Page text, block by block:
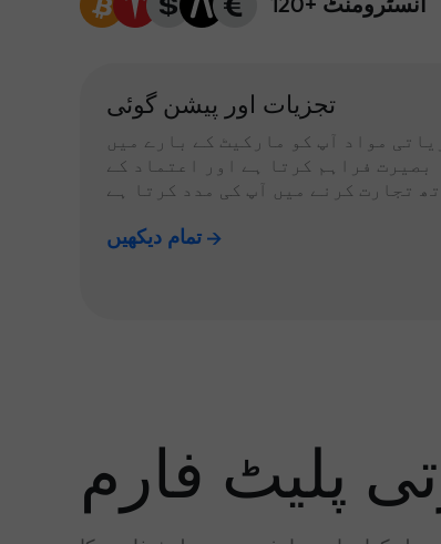
120+ انسٹرومنٹ
تجزیات اور پیشن گوئی
مواد آپ کو مارکیٹ کے بارے میں
بصیرت فراہم کرتا ہے اور اعتماد کے
تجارت کرنے میں آپ کی مدد کرتا ہے
تمام دیکھیں
پلیٹ فارم